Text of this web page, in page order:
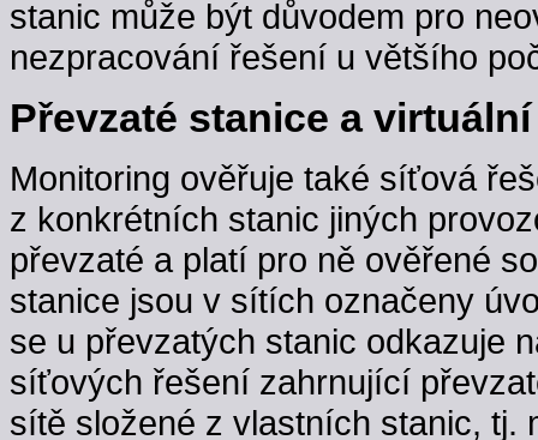
stanic může být důvodem pro
nezpracování řešení u většího
Převzaté stanice a
Monitoring ověřuje také síťová
z konkrétních stanic jiných
převzaté a platí pro ně ověřené
stanice jsou v sítích označeny
se u převzatých stanic odkazuje
síťových řešení zahrnující
sítě složené z vlastních stanic, tj.